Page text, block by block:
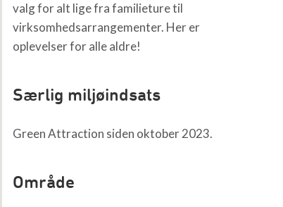
valg for alt lige fra familieture til
virksomhedsarrangementer. Her er
oplevelser for alle aldre!
Særlig miljøindsats
Green Attraction siden oktober 2023.
Område